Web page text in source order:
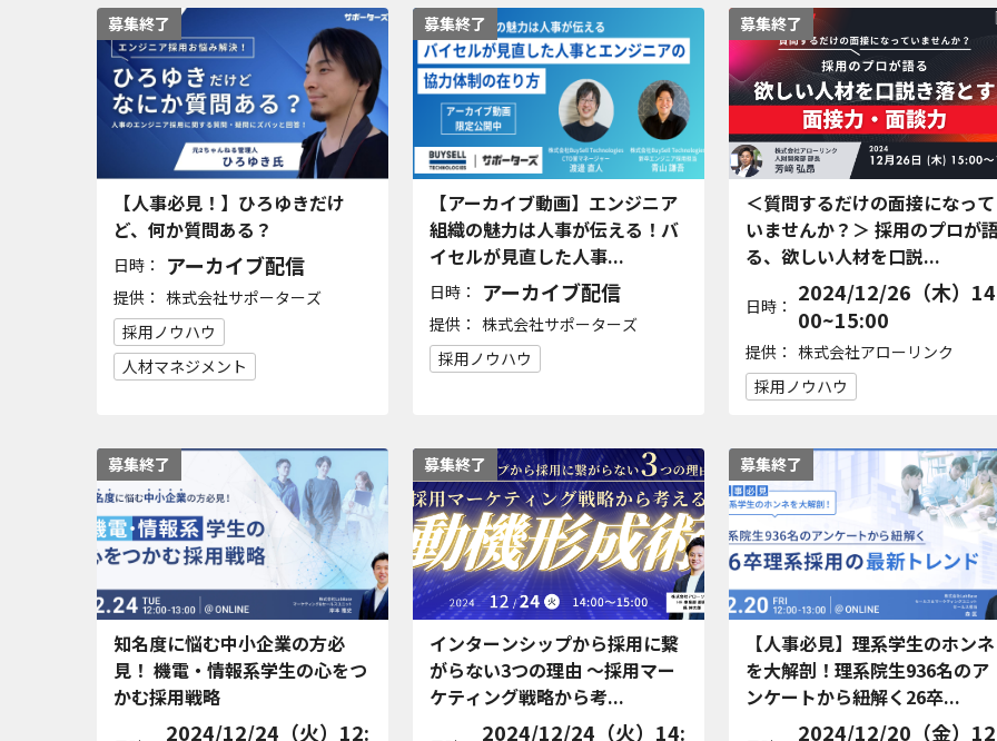
募集終了
【人事必見！】ひろゆきだけ
ど、何か質問ある？
日時： アーカイブ配信
提供： 株式会社サポーターズ
採用ノウハウ
人材マネジメント
募集終了
【アーカイブ動画】エンジニア
組織の魅力は人事が伝える！バ
イセルが見直した人事...
日時： アーカイブ配信
提供： 株式会社サポーターズ
採用ノウハウ
募集終了
＜質問するだけの面接になって
いませんか？＞ 採用のプロが
る、欲しい人材を口説...
日時： 2024/12/26（木）
00~15:00
提供： 株式会社アローリンク
採用ノウハウ
募集終了
知名度に悩む中小企業の方必
見！ 機電・情報系学生の心をつ
かむ採用戦略
2024/12/24（火）12:
募集終了
インターンシップから採用に繋
がらない3つの理由 〜採用マー
ケティング戦略から考...
2024/12/24（火）14:
募集終了
【人事必見】理系学生のホンネ
を大解剖！理系院生936名のア
ンケートから紐解く26卒...
2024/12/20（金）